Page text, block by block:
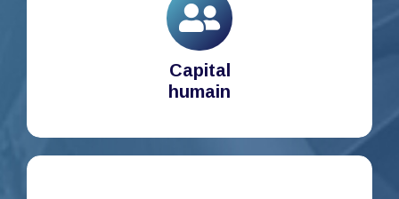
Capital
humain